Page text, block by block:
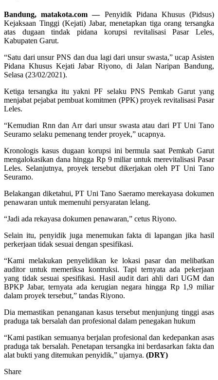
Bandung, matakota.com — Penyidik Pidana Khusus (Pidsus)
Kejaksaan Tinggi (Kejati) Jabar, menetapkan tiga orang tersangka
atas dugaan tindak pidana korupsi revitalisasi Pasar Leles,
Kabupaten Garut.
“Satu dari unsur PNS dan dua lagi dari unsur swasta,” ucap Asisten
Pidana Khusus Kejati Jabar Riyono, di Jalan Naripan Bandung,
Selasa (23/02/2021).
Ketiga tersangka itu yakni PF selaku PNS Pemkab Garut yang
menjabat pejabat pembuat komitmen (PPK) proyek revitalisasi Pasar
Leles.
“Kemudian Rnn dan Arr dari unsur swasta atau dari PT Uni Tano
Seuramo selaku pemenang tender proyek,” ucapnya.
Kronologis kasus dugaan korupsi ini bermula saat Pemkab Garut
mengalokasikan dana hingga Rp 9 miliar untuk merevitalisasi Pasar
Leles. Selanjutnya, proyek tersebut dikerjakan oleh PT Uni Tano
Seuramo.
Belakangan diketahui, PT Uni Tano Saeramo merekayasa dokumen
penawaran untuk memenuhi persyaratan lelang.
“Jadi ada rekayasa dokumen penawaran,” cetus Riyono.
Selain itu, penyidik juga menemukan fakta di lapangan jika hasil
perkerjaan tidak sesuai dengan spesifikasi.
“Kami melakukan penyelidikan ke lokasi pasar dan melibatkan
auditor untuk memeriksa kontruksi. Tapi ternyata ada pekerjaan
yang tidak sesuai spesifikasi. Hasil audit dari ahli dari UGM dan
BPKP Jabar, ternyata ada kerugian negara hingga Rp 1,9 miliar
dalam proyek tersebut,” tandas Riyono.
Dia memastikan penanganan kasus tersebut menjunjung tinggi asas
praduga tak bersalah dan profesional dalam penegakan hukum
“Kami pastikan semuanya berjalan profesional dan kedepankan asas
praduga tak bersalah. Penetapan tersangka ini berdasarkan fakta dan
alat bukti yang ditemukan penyidik,” ujarnya. (DRY)
Share